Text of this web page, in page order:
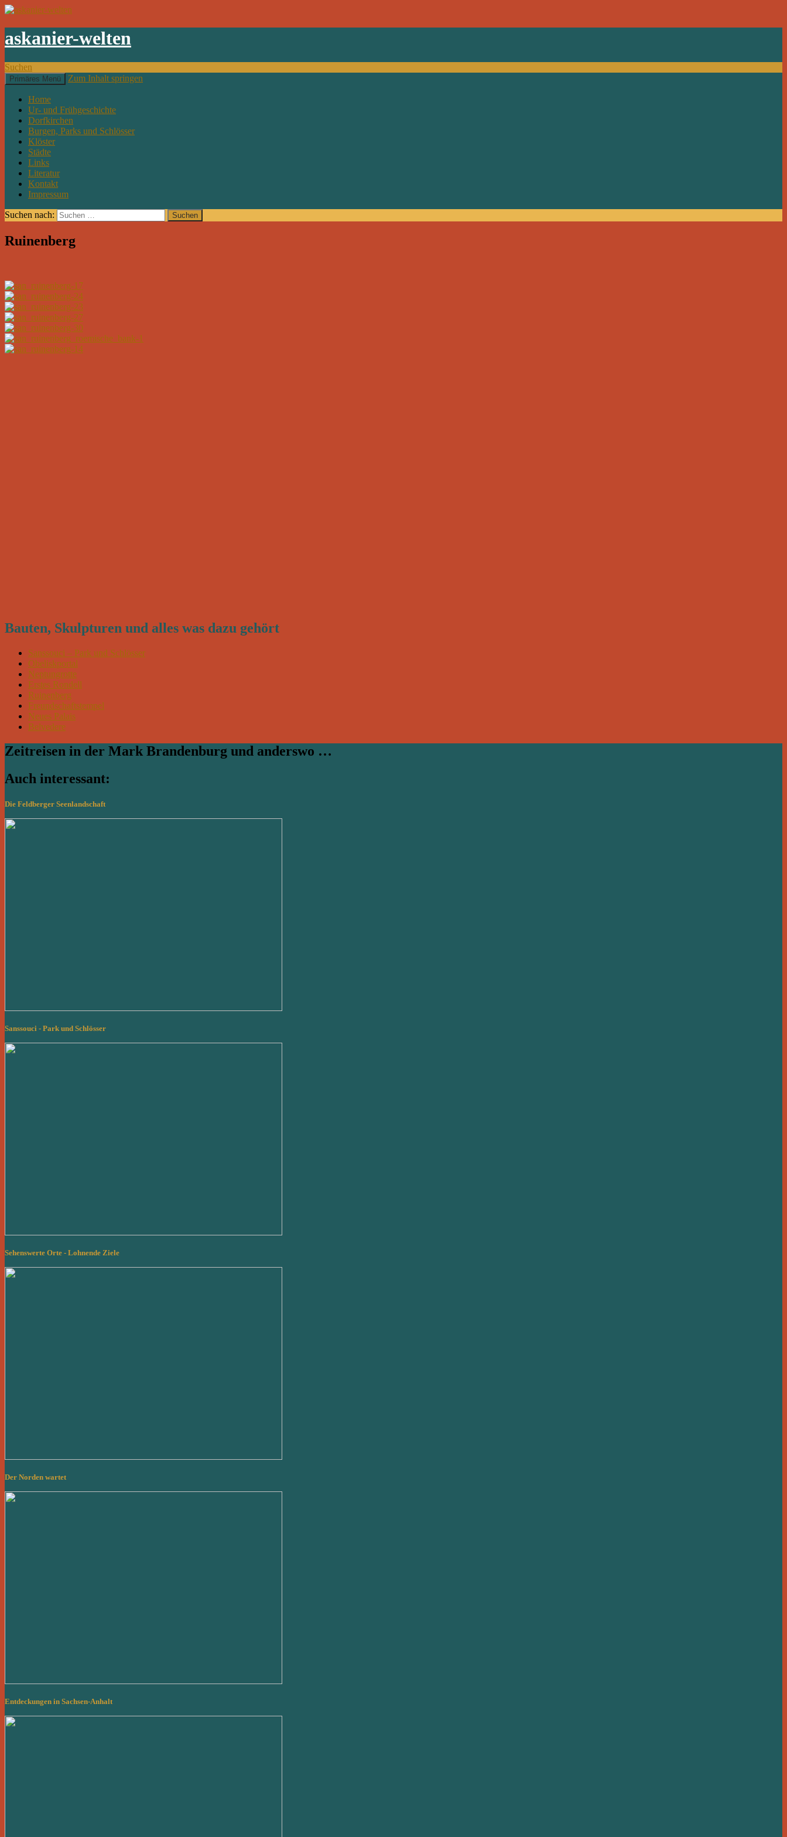
askanier-welten
Suchen
Primäres Menü Zum Inhalt springen
Home
Ur- und Frühgeschichte
Dorfkirchen
Burgen, Parks und Schlösser
Klöster
Städte
Links
Literatur
Kontakt
Impressum
Suchen nach:
Ruinenberg
Bauten, Skulpturen und alles was dazu gehört
Sanssouci – Park und Schlösser
Obeliskportal
Neptungrotte
Erstes Rondell
Ruinenberg
Freundschaftstempel
Neues Palais
Belvedere
Zeitreisen in der Mark Brandenburg und anderswo …
Auch interessant:
Die Feldberger Seenlandschaft
Sanssouci - Park und Schlösser
Sehenswerte Orte - Lohnende Ziele
Der Norden wartet
Entdeckungen in Sachsen-Anhalt